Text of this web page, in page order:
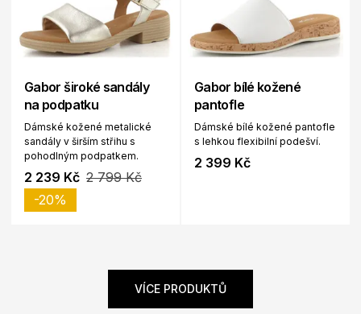
Gabor široké sandály
na podpatku
Dámské kožené metalické
sandály v širším střihu s
pohodlným podpatkem.
2 239 Kč 2 799 Kč
-20%
Gabor bílé kožené
pantofle
Dámské bílé kožené pantofle
s lehkou flexibilní podešví.
2 399 Kč
VÍCE PRODUKTŮ